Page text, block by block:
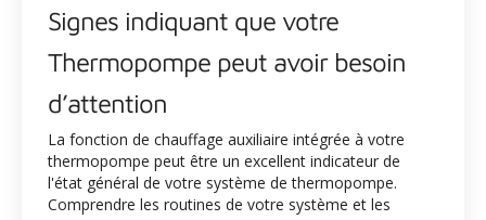
Signes indiquant que votre
Thermopompe peut avoir besoin
d’attention
La fonction de chauffage auxiliaire intégrée à votre
thermopompe peut être un excellent indicateur de
l'état général de votre système de thermopompe.
Comprendre les routines de votre système et les